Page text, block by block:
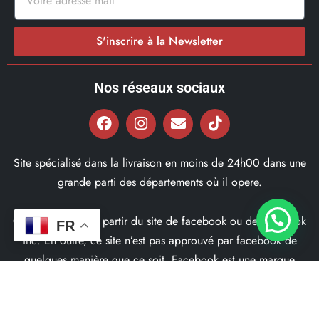
S'inscrire à la Newsletter
Nos réseaux sociaux
Site spécialisé dans la livraison en moins de 24h00 dans une
grande parti des départements où il opere.
Ce site ne fait pas partir du site de facebook ou de facebook
inc. En outre, ce site n’est pas approuvé par facebook de
quelques manière que ce soit. Facebook est une marque
FR